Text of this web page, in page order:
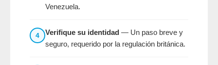
Venezuela.
4 Verifique su identidad — Un paso breve y
seguro, requerido por la regulación británica.